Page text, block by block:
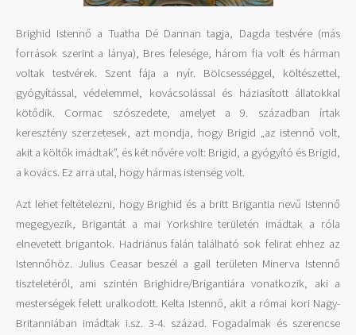
Brighid Istennő a Tuatha Dé Dannan tagja, Dagda testvére (más
források szerint a lánya), Bres felesége, három fia volt és hárman
voltak testvérek. Szent fája a nyír. Bölcsességgel, költészettel,
gyógyítással, védelemmel, kovácsolással és háziasított állatokkal
kötődik. Cormac szószedete, amelyet a 9. században írtak
keresztény szerzetesek, azt mondja, hogy Brigid „az istennő volt,
akit a költők imádtak”, és két nővére volt: Brigid, a gyógyító és Brigid,
a kovács. Ez arra utal, hogy hármas istenség volt.
Azt lehet feltételezni, hogy Brighid és a britt Brigantia nevű Istennő
megegyezik, Brigantát a mai Yorkshire területén imádtak a róla
elnevetett brigantok. Hadriánus falán található sok felirat ehhez az
Istennőhöz. Julius Ceasar beszél a gall területen Minerva Istennő
tiszteletéről, ami szintén Brighidre/Brigantiára vonatkozik, aki a
mesterségek felett uralkodott. Kelta Istennő, akit a római kori Nagy-
Britanniában imádtak i.sz. 3-4. század. Fogadalmak és szerencse